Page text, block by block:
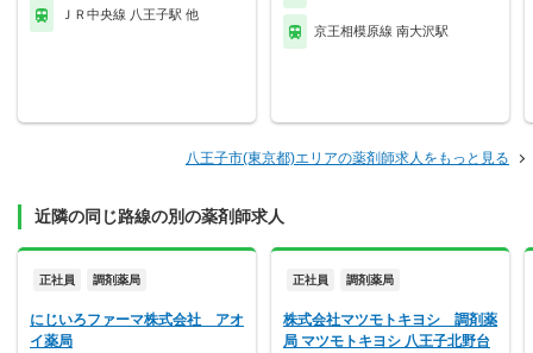
ＪＲ中央線 八王子駅 他
京王相模原線 南大沢駅
八王子市(東京都)エリアの薬剤師求人をもっと見る
近隣の同じ路線の別の薬剤師求人
正社員 調剤薬局
にじいろファーマ株式会社 アオ
イ薬局
正社員 調剤薬局
株式会社マツモトキヨシ 調剤薬
局 マツモトキヨシ 八王子北野台